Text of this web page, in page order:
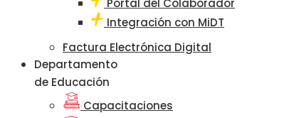
Portal del Colaborador
Integración con MiDT
Factura Electrónica Digital
Departamento
de Educación
Capacitaciones